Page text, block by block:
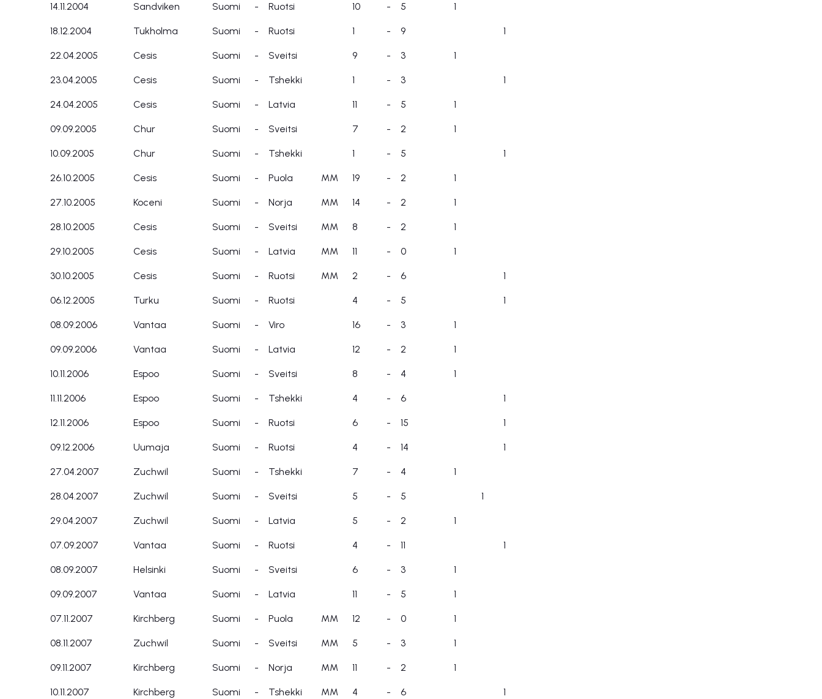
14.11.2004 Sandviken Suomi - Ruotsi 10 - 5 1
18.12.2004 Tukholma Suomi - Ruotsi 1 - 9 1
22.04.2005 Cesis Suomi - Sveitsi 9 - 3 1
23.04.2005 Cesis Suomi - Tshekki 1 - 3 1
24.04.2005 Cesis Suomi - Latvia 11 - 5 1
09.09.2005 Chur Suomi - Sveitsi 7 - 2 1
10.09.2005 Chur Suomi - Tshekki 1 - 5 1
26.10.2005 Cesis Suomi - Puola MM 19 - 2 1
27.10.2005 Koceni Suomi - Norja MM 14 - 2 1
28.10.2005 Cesis Suomi - Sveitsi MM 8 - 2 1
29.10.2005 Cesis Suomi - Latvia MM 11 - 0 1
30.10.2005 Cesis Suomi - Ruotsi MM 2 - 6 1
06.12.2005 Turku Suomi - Ruotsi 4 - 5 1
08.09.2006 Vantaa Suomi - Viro 16 - 3 1
09.09.2006 Vantaa Suomi - Latvia 12 - 2 1
10.11.2006 Espoo Suomi - Sveitsi 8 - 4 1
11.11.2006 Espoo Suomi - Tshekki 4 - 6 1
12.11.2006 Espoo Suomi - Ruotsi 6 - 15 1
09.12.2006 Uumaja Suomi - Ruotsi 4 - 14 1
27.04.2007 Zuchwil Suomi - Tshekki 7 - 4 1
28.04.2007 Zuchwil Suomi - Sveitsi 5 - 5 1
29.04.2007 Zuchwil Suomi - Latvia 5 - 2 1
07.09.2007 Vantaa Suomi - Ruotsi 4 - 11 1
08.09.2007 Helsinki Suomi - Sveitsi 6 - 3 1
09.09.2007 Vantaa Suomi - Latvia 11 - 5 1
07.11.2007 Kirchberg Suomi - Puola MM 12 - 0 1
08.11.2007 Zuchwil Suomi - Sveitsi MM 5 - 3 1
09.11.2007 Kirchberg Suomi - Norja MM 11 - 2 1
10.11.2007 Kirchberg Suomi - Tshekki MM 4 - 6 1